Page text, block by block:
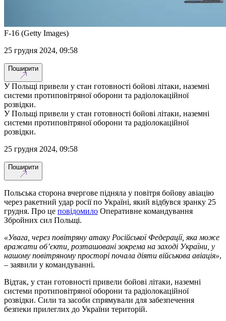
F-16 (Getty Images)
25 грудня 2024, 09:58
Поширити
У Польщі привели у стан готовності бойові літаки, наземні
системи протиповітряної оборони та радіолокаційної
розвідки.
У Польщі привели у стан готовності бойові літаки, наземні
системи протиповітряної оборони та радіолокаційної
розвідки.
25 грудня 2024, 09:58
Поширити
Польська сторона вчергове підняла у повітря бойову авіацію
через ракетний удар росії по Україні, який відбувся зранку 25
грудня. Про це повідомило Оперативне командування
Збройних сил Польщі.
«Увага, через повітряну атаку Російської Федерації, яка може
вражати об’єкти, розташовані зокрема на заході України, у
нашому повітряному просторі почала діяти військова авіація»,
– заявили у командуванні.
Відтак, у стан готовності привели бойові літаки, наземні
системи протиповітряної оборони та радіолокаційної
розвідки. Сили та засоби спрямували для забезпечення
безпеки прилеглих до України територій.